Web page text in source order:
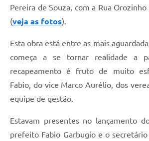
Pereira de Souza, com a Rua
(veja as fotos).
Esta obra está entre as mais
começa a se tornar realidade a
recapeamento é fruto de muito
Fabio, do vice Marco Aurélio, dos
equipe de gestão.
Estavam presentes no lançamento
prefeito Fabio Garbugio e o